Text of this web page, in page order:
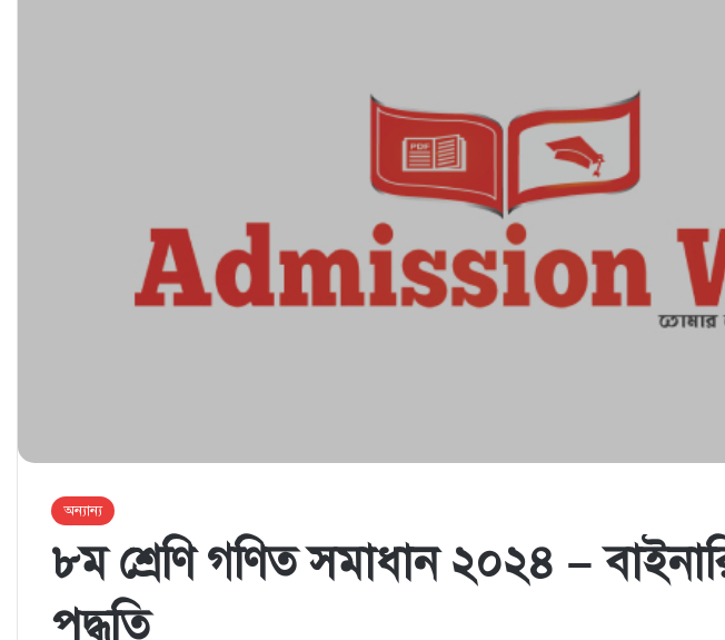
অন্যান্য
৮ম শ্রেণি গণিত সমাধান ২০২৪ –
পদ্ধতি